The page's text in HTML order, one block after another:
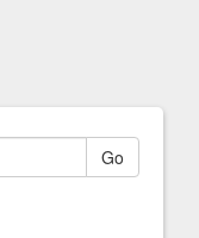
Go